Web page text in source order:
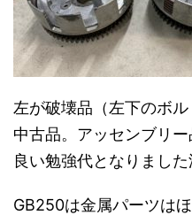
左が破壊品（左下のボ
中古品。アッセンブリー
良い勉強代となりました
GB250は金属パーツは